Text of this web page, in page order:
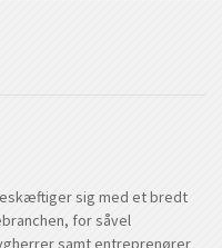
sig med et bredt
for såvel
samt entreprenører